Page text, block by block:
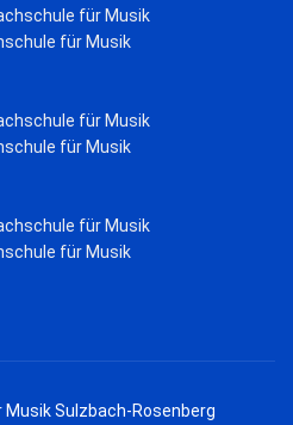
für Musik
für Musik
für Musik
Sulzbach-Rosenberg